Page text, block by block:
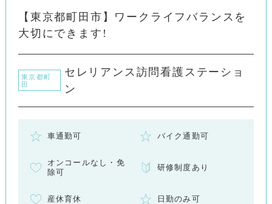
【東京都町田市】ワークライフバランスを
大切にできます!
東京都町
田
セレリアンス訪問看護ステーショ
ン
車通勤可 バイク通勤可
オンコールなし・免
除可
研修制度あり
産休育休 日勤のみ可